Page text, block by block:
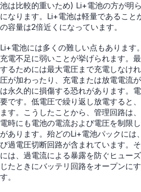
池は比較的重いため) Li+電池の方が明
になります。Li+電池は軽量であること
の容量は2倍近くになっています。
Li+電池には多くの難しい点もあります
充電不足に弱いことが挙げられます。
するためには最大電圧まで充電しなけ
圧が加わったり、充電または放電電流
は永久的に損傷する恐れがあります。
要です。低電圧で繰り返し放電すると
ます。こうしたことから、管理回路は
電時にも電池の電流および電圧を制限
があります。殆どのLi+電池パックには
び過電圧切断回路が含まれています。
には、過電流による暴露を防ぐヒュー
じたときにバッテリ回路をオープンに
す。